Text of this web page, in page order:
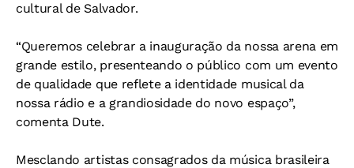
cultural de Salvador.
“Queremos celebrar a inauguração da nossa arena em
grande estilo, presenteando o público com um evento
de qualidade que reflete a identidade musical da
nossa rádio e a grandiosidade do novo espaço”,
comenta Dute.
Mesclando artistas consagrados da música brasileira